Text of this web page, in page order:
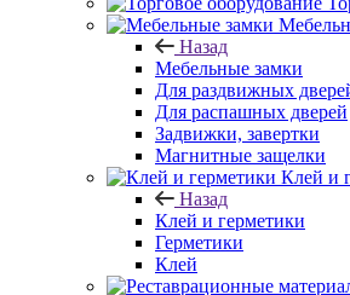
Назад
Мебельные замки
Для раздвижных
Для распашных дверей
Задвижки, завертки
Магнитные защелки
Клей и
Назад
Клей и герметики
Герметики
Клей